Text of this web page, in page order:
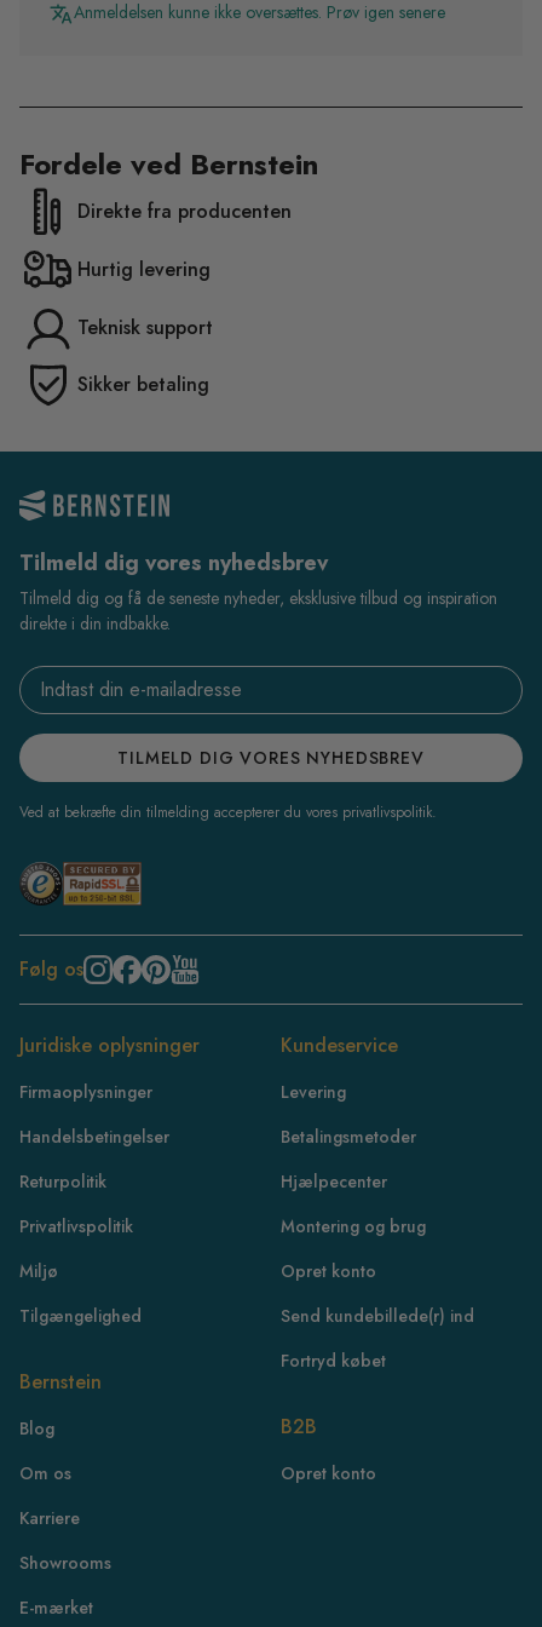
Anmeldelsen kunne ikke oversættes. Prøv igen senere
Fordele ved Bernstein
Direkte fra producenten
Hurtig levering
Teknisk support
Sikker betaling
Tilmeld dig vores nyhedsbrev
Tilmeld dig og få de seneste nyheder, eksklusive tilbud og inspiration
direkte i din indbakke.
Email address
TILMELD DIG VORES NYHEDSBREV
Ved at bekræfte din tilmelding accepterer du vores privatlivspolitik.
Følg os
Juridiske oplysninger
Firmaoplysninger
Handelsbetingelser
Returpolitik
Privatlivspolitik
Miljø
Tilgængelighed
Bernstein
Blog
Om os
Karriere
Showrooms
E-mærket
Kundeservice
Levering
Betalingsmetoder
Hjælpecenter
Montering og brug
Opret konto
Send kundebillede(r) ind
Fortryd købet
B2B
Opret konto
IE
IT
NL
ES